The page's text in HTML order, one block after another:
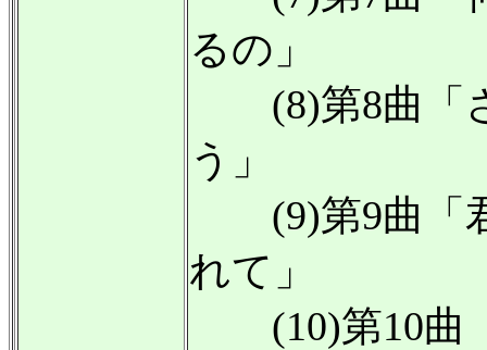
るの」
(8)第8曲「
う」
(9)第9曲「
れて」
(10)第10曲